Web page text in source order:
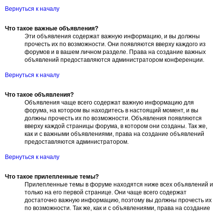
Вернуться к началу
Что такое важные объявления?
Эти объявления содержат важную информацию, и вы должны
прочесть их по возможности. Они появляются вверху каждого из
форумов и в вашем личном разделе. Права на создание важных
объявлений предоставляются администратором конференции.
Вернуться к началу
Что такое объявления?
Объявления чаще всего содержат важную информацию для
форума, на котором вы находитесь в настоящий момент, и вы
должны прочесть их по возможности. Объявления появляются
вверху каждой страницы форума, в котором они созданы. Так же,
как и с важными объявлениями, права на создание объявлений
предоставляются администратором.
Вернуться к началу
Что такое прилепленные темы?
Прилепленные темы в форуме находятся ниже всех объявлений и
только на его первой странице. Они чаще всего содержат
достаточно важную информацию, поэтому вы должны прочесть их
по возможности. Так же, как и с объявлениями, права на создание